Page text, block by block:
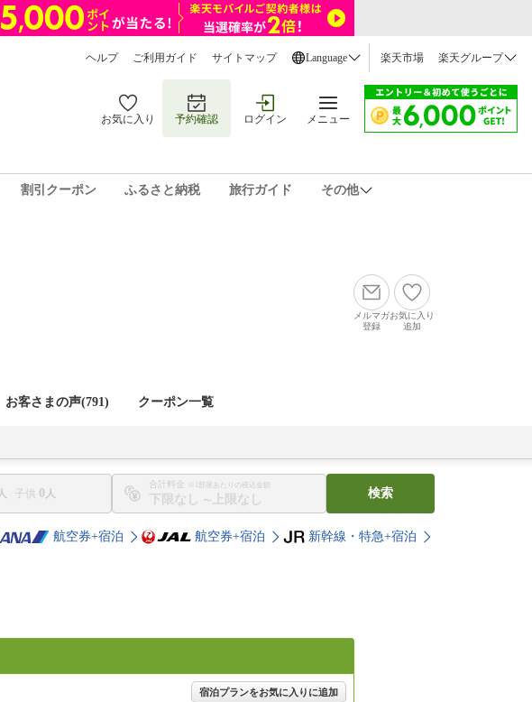
ヘルプ ご利用ガイド サイトマップ Language 楽天市場 楽天グループ
お気に入り 予約確認 ログイン メニュー
割引クーポン ふるさと納税 旅行ガイド その他
メルマガ
登録
お気に入り
追加
お客さまの声(791) クーポン一覧
子供 0
合計料金 ※1部屋あたりの税込金額
〜
検索
航空券+宿泊 航空券+宿泊 新幹線・特急+宿泊
宿泊プランをお気に入りに追加